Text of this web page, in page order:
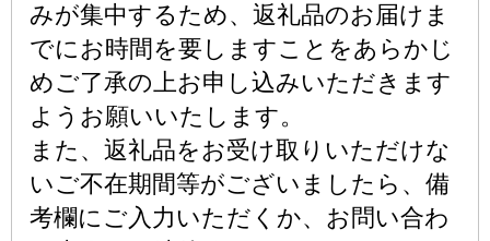
みが集中するため、返礼品のお届けま
でにお時間を要しますことをあらかじ
めご了承の上お申し込みいただきます
ようお願いいたします。
また、返礼品をお受け取りいただけな
いご不在期間等がございましたら、備
考欄にご入力いただくか、お問い合わ